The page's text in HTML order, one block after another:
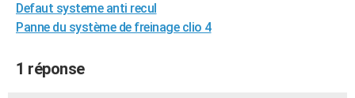
GUIDES D'ACHAT
CARTE DE VOEUX
Defaut systeme anti recul
Panne du système de freinage clio 4
1 réponse